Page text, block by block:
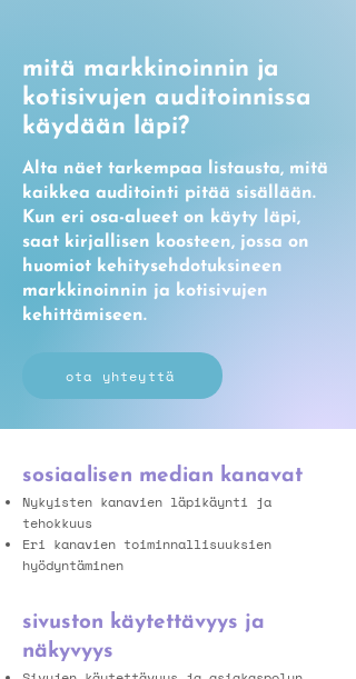
mitä markkinoinnin ja
kotisivujen auditoinnissa
käydään läpi?
Alta näet tarkempaa listausta, mitä
kaikkea auditointi pitää sisällään.
Kun eri osa-alueet on käyty läpi,
saat kirjallisen koosteen, jossa on
huomiot kehitysehdotuksineen
markkinoinnin ja kotisivujen
kehittämiseen.
ota yhteyttä
sosiaalisen median kanavat
Nykyisten kanavien läpikäynti ja
tehokkuus
Eri kanavien toiminnallisuuksien
hyödyntäminen
sivuston käytettävyys ja
näkyvyys